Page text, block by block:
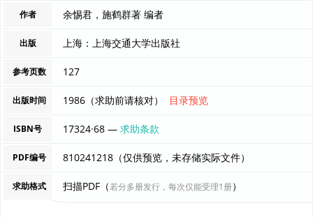
作者 余惕君，施鹤群著 编者
出版 上海：上海交通大学出版社
参考页数 127
出版时间 1986（求助前请核对） 目录预览
ISBN号 17324·68 —求助条款
PDF编号 810241218（仅供预览，未存储实际文件）
求助格式 扫描PDF（若分多册发行，每次仅能受理1册）